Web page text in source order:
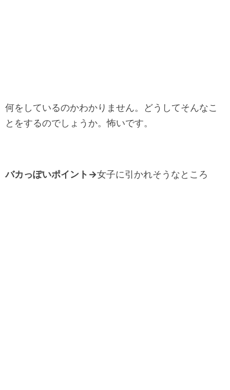
何をしているのかわかりません。どうしてそんなこ
とをするのでしょうか。怖いです。
バカっぽいポイント→女子に引かれそうなところ